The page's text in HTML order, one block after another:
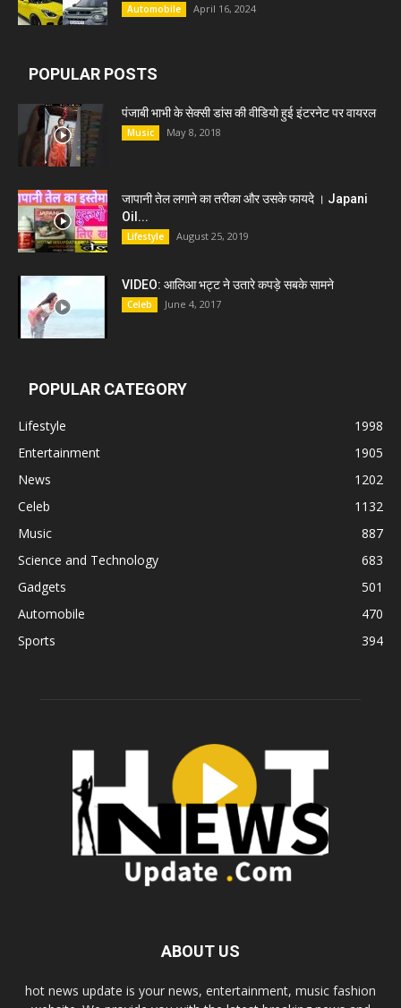
Automobile April 16, 2024
POPULAR POSTS
पंजाबी भाभी के सेक्सी डांस की वीडियो हुई इंटरनेट पर वायरल
Music May 8, 2018
जापानी तेल लगाने का तरीका और उसके फायदे । Japani
Oil...
Lifestyle August 25, 2019
VIDEO: आलिआ भट्ट ने उतारे कपड़े सबके सामने
Celeb June 4, 2017
POPULAR CATEGORY
Lifestyle
1998
Entertainment
1905
News
1202
Celeb
1132
Music
887
Science and Technology
683
Gadgets
501
Automobile
470
Sports
394
ABOUT US
hot news update is your news, entertainment, music fashion